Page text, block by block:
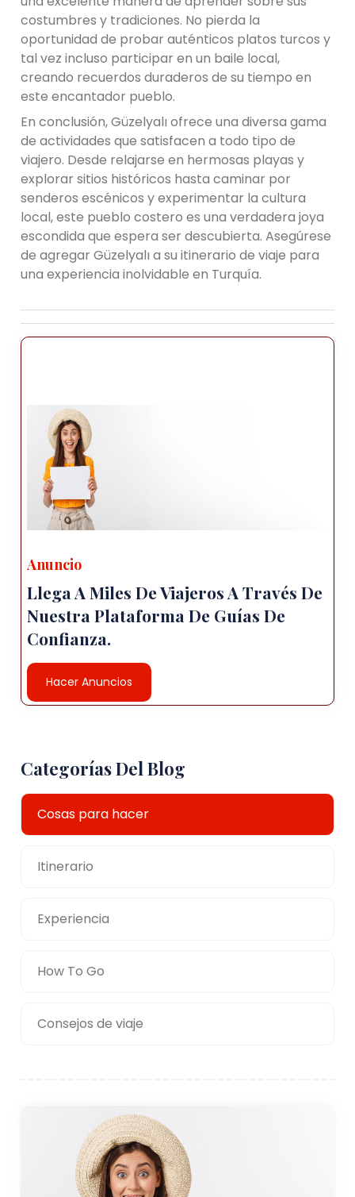
costumbres y tradiciones. No pierda la
oportunidad de probar auténticos platos turcos y
tal vez incluso participar en un baile local,
creando recuerdos duraderos de su tiempo en
este encantador pueblo.
En conclusión, Güzelyalı ofrece una diversa gama
de actividades que satisfacen a todo tipo de
viajero. Desde relajarse en hermosas playas y
explorar sitios históricos hasta caminar por
senderos escénicos y experimentar la cultura
local, este pueblo costero es una verdadera joya
escondida que espera ser descubierta. Asegúrese
de agregar Güzelyalı a su itinerario de viaje para
una experiencia inolvidable en Turquía.
Anuncio
Llega A Miles De Viajeros A Través De
Nuestra Plataforma De Guías De
Confianza.
Hacer Anuncios
Categorías Del Blog
Cosas para hacer
Itinerario
Experiencia
How To Go
Consejos de viaje